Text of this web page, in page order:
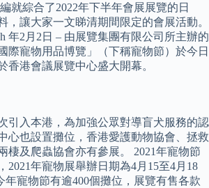
就綜合了2022年下半年會展展覽的日
，讓大家一文睇清期間限定的會展活動。
年2月2日 – 由展覽集團有限公司所主辦的
際寵物用品博覽」（下稱寵物節）於今日
香港會議展覽中心盛大開幕。
引入本港，為加強公眾對導盲犬服務的認
心也設置攤位，香港愛護動物協會、拯救
棲及爬蟲協會亦有參展。 2021年寵物節
2021年寵物展舉辦日期為4月15至4月18
年寵物節有逾400個攤位，展覽有售各款